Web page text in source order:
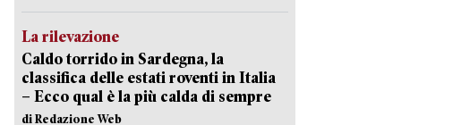
La rilevazione
Caldo torrido in Sardegna, la
classifica delle estati roventi in Italia
– Ecco qual è la più calda di sempre
di Redazione Web